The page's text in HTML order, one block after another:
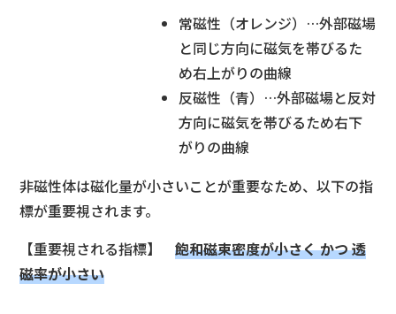
常磁性（オレンジ）…外部磁場
と同じ方向に磁気を帯びるた
め右上がりの曲線
反磁性（青）…外部磁場と反対
方向に磁気を帯びるため右下
がりの曲線
非磁性体は磁化量が小さいことが重要なため、以下の指
標が重要視されます。
【重要視される指標】飽和磁束密度が小さく かつ 透
磁率が小さい